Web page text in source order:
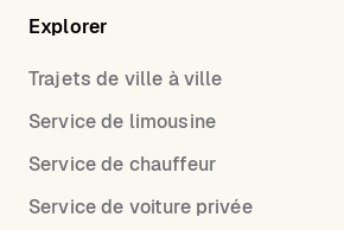
Explorer
Trajets de ville à ville
Service de limousine
Service de chauffeur
Service de voiture privée